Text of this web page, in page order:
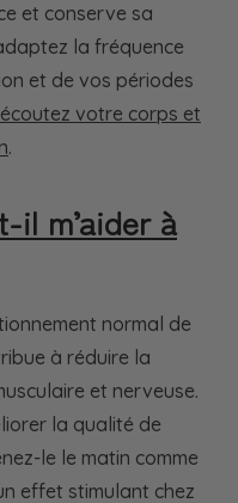
et conserve sa
la fréquence
et de vos périodes
votre corps et
.
il m’aider à
normal de
à réduire la
et nerveuse.
la qualité de
le le matin comme
effet stimulant chez